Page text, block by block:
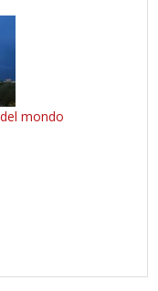
mondo